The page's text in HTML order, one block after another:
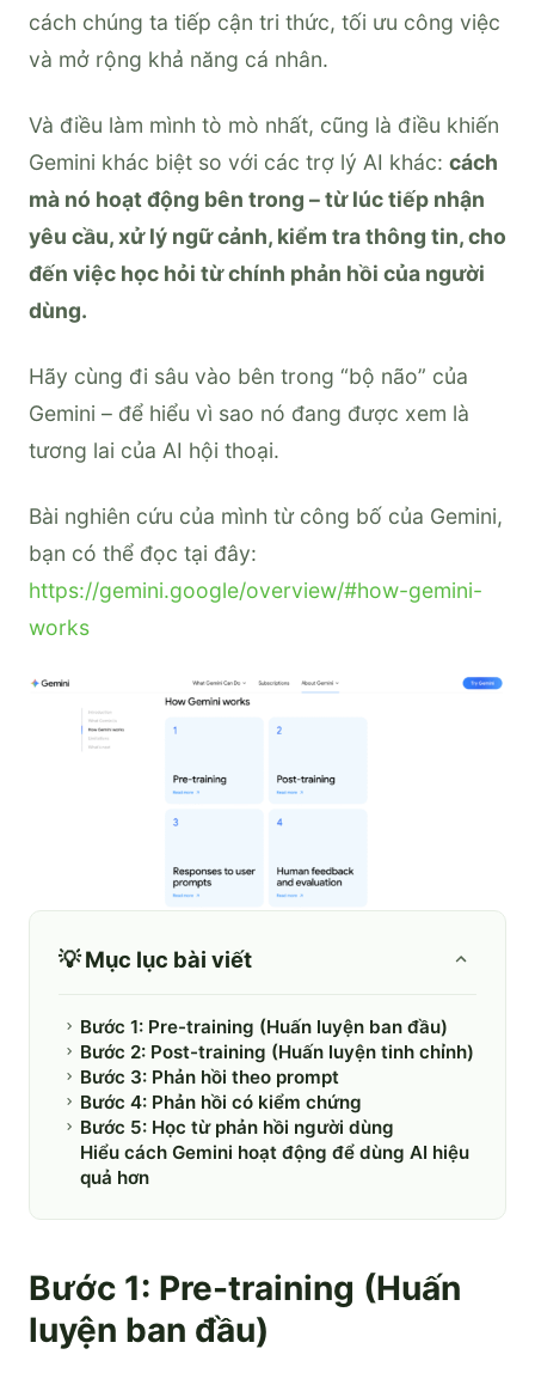
cách chúng ta tiếp cận tri thức, tối ưu công việc
và mở rộng khả năng cá nhân.
Và điều làm mình tò mò nhất, cũng là điều khiến
Gemini khác biệt so với các trợ lý AI khác: cách
mà nó hoạt động bên trong – từ lúc tiếp nhận
yêu cầu, xử lý ngữ cảnh, kiểm tra thông tin, cho
đến việc học hỏi từ chính phản hồi của người
dùng.
Hãy cùng đi sâu vào bên trong “bộ não” của
Gemini – để hiểu vì sao nó đang được xem là
tương lai của AI hội thoại.
Bài nghiên cứu của mình từ công bố của Gemini,
bạn có thể đọc tại đây:
https://gemini.google/overview/#how-gemini-
works
💡 Mục lục bài viết
Bước 1: Pre-training (Huấn luyện ban đầu)
Bước 2: Post-training (Huấn luyện tinh chỉnh)
Bước 3: Phản hồi theo prompt
Bước 4: Phản hồi có kiểm chứng
Bước 5: Học từ phản hồi người dùng
Hiểu cách Gemini hoạt động để dùng AI hiệu
quả hơn
Bước 1: Pre-training (Huấn
luyện ban đầu)